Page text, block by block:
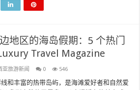
地区的海岛假期：5 个热门
Travel Magazine
亚旅游新闻 0 546
和丰富的热带岛屿，是海滩爱好者和自然爱